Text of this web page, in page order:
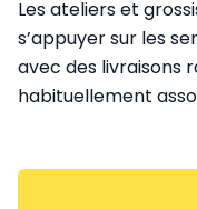
Les ateliers et
s’appuyer sur les
avec des livraisons
habituellement